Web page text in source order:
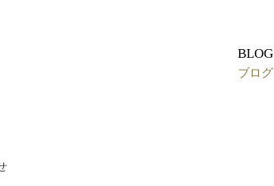
BLOG
ブログ